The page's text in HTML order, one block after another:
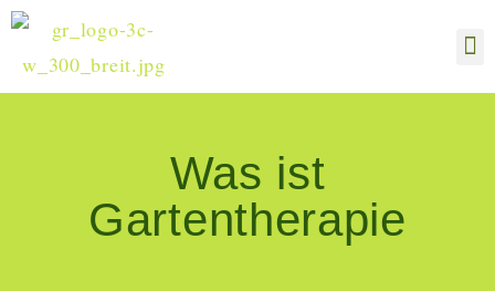
Was ist
Gartentherapie